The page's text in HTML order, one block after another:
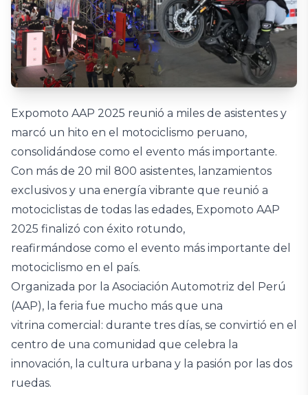
Expomoto AAP 2025 reunió a miles de asistentes y
marcó un hito en el motociclismo peruano,
consolidándose como el evento más importante.
Con más de 20 mil 800 asistentes, lanzamientos
exclusivos y una energía vibrante que reunió a
motociclistas de todas las edades, Expomoto AAP
2025 finalizó con éxito rotundo,
reafirmándose como el evento más importante del
motociclismo en el país.
Organizada por la Asociación Automotriz del Perú
(AAP), la feria fue mucho más que una
vitrina comercial: durante tres días, se convirtió en el
centro de una comunidad que celebra la
innovación, la cultura urbana y la pasión por las dos
ruedas.